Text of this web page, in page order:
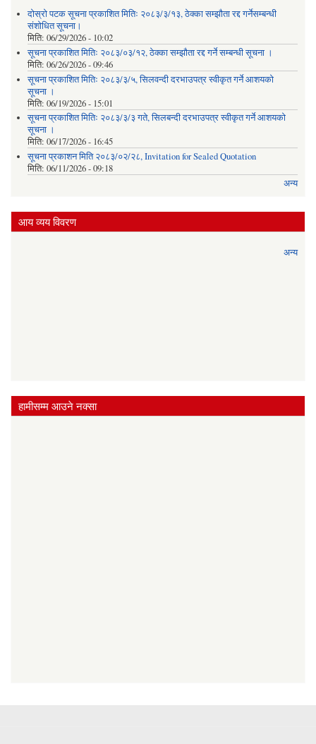
दोस्रो पटक सूचना प्रकाशित मितिः २०८३/३/१३, ठेक्का सम्झौता रद्द गर्नेसम्बन्धी
संशोधित सूचना।
मिति: 06/29/2026 - 10:02
सूचना प्रकाशित मितिः २०८३/०३/१२, ठेक्का सम्झौता रद्द गर्ने सम्बन्धी सूचना ।
मिति: 06/26/2026 - 09:46
सूचना प्रकाशित मितिः २०८३/३/५, सिलवन्दी दरभाउपत्र स्वीकृत गर्ने आशयको
सूचना ।
मिति: 06/19/2026 - 15:01
सूचना प्रकाशित मितिः २०८३/३/३ गते, सिलबन्दी दरभाउपत्र स्वीकृत गर्ने आशयको
सूचना ।
मिति: 06/17/2026 - 16:45
सूचना प्रकाशन मिति २०८३/०२/२८, Invitation for Sealed Quotation
मिति: 06/11/2026 - 09:18
अन्य
आय व्यय विवरण
अन्य
हामीसम्म आउने नक्सा